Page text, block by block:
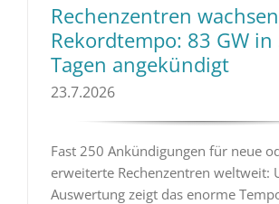
Rechenzentren
Rekordtempo: 83 GW in
Tagen angekündigt
23.7.2026
Fast 250 Ankündigungen für neue
erweiterte Rechenzentren weltweit:
Auswertung zeigt das enorme